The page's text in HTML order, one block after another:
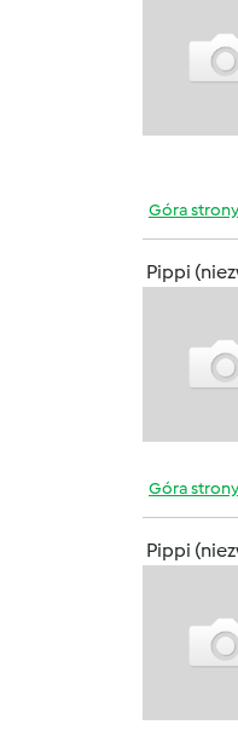
Góra strony
Pippi
Góra strony
Pippi